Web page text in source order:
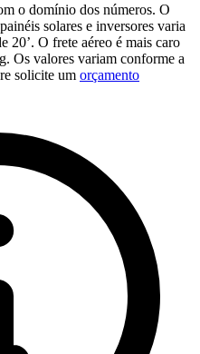
o domínio dos números. O
solares e inversores varia
20’. O frete aéreo é mais caro
Os valores variam conforme a
solicite um orçamento